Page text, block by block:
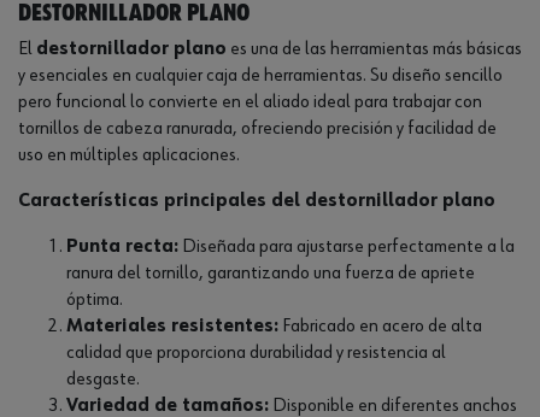
Destornillador plano
El destornillador plano es una de las herramientas más básicas
y esenciales en cualquier caja de herramientas. Su diseño sencillo
pero funcional lo convierte en el aliado ideal para trabajar con
tornillos de cabeza ranurada, ofreciendo precisión y facilidad de
uso en múltiples aplicaciones.
Características principales del destornillador plano
Punta recta: Diseñada para ajustarse perfectamente a la
ranura del tornillo, garantizando una fuerza de apriete
óptima.
Materiales resistentes: Fabricado en acero de alta
calidad que proporciona durabilidad y resistencia al
desgaste.
Variedad de tamaños: Disponible en diferentes anchos